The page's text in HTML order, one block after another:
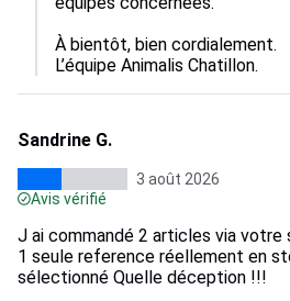
À bientôt, bien cordialement.
L’équipe Animalis Chatillon.
Sandrine G.
3 août 2026
Avis vérifié
J ai commandé 2 articles via
1 seule reference réellement en
sélectionné Quelle déception !!!